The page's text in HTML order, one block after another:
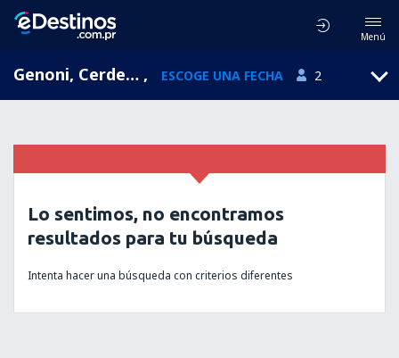
Menú
Genoni, Cerdena, Italia , ESCOGE UNA FECHA 2
Lo sentimos, no encontramos
resultados para tu búsqueda
Intenta hacer una búsqueda con criterios diferentes